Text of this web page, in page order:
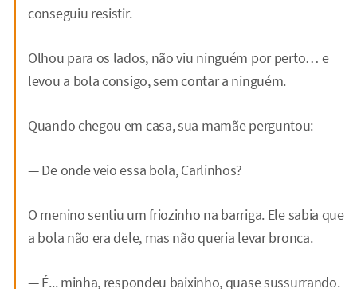
conseguiu resistir.
Olhou para os lados, não viu ninguém por perto… e
levou a bola consigo, sem contar a ninguém.
Quando chegou em casa, sua mamãe perguntou:
— De onde veio essa bola, Carlinhos?
O menino sentiu um friozinho na barriga. Ele sabia que
a bola não era dele, mas não queria levar bronca.
— É... minha, respondeu baixinho, quase sussurrando.